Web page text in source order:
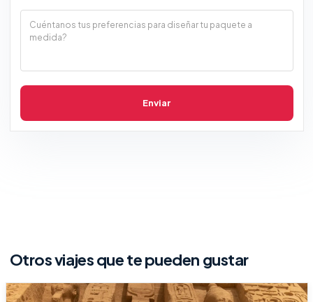
Enviar
Otros viajes que te pueden gustar